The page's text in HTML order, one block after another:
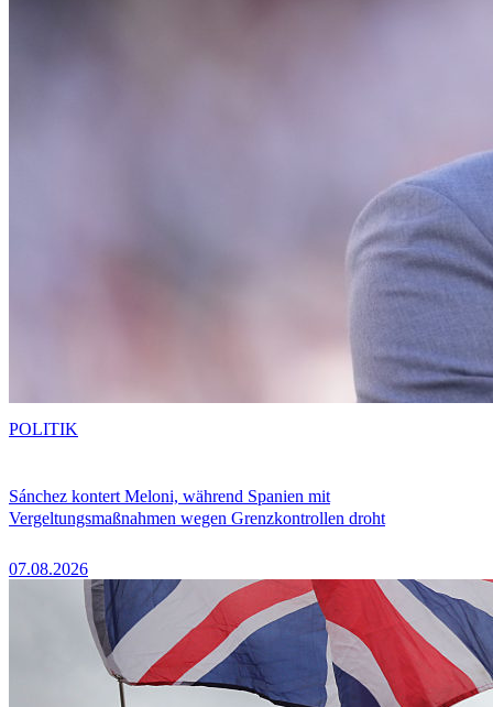
Sánchez kontert Meloni, während Spanien mit
Vergeltungsmaßnahmen wegen Grenzkontrollen droht
07.08.2026
POLITIK